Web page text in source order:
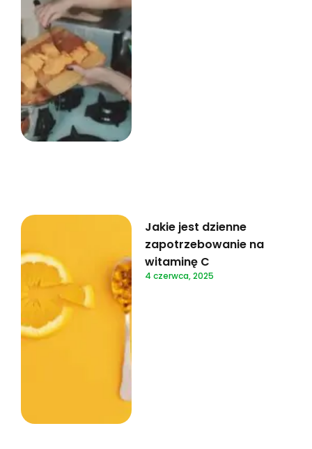
Jakie jest dzienne
zapotrzebowanie na
witaminę C
4 czerwca, 2025